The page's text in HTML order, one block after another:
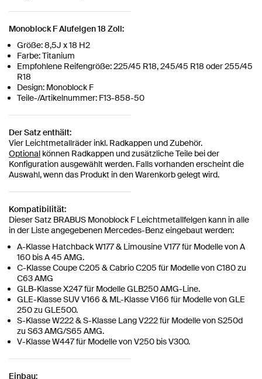
Monoblock F Alufelgen 18 Zoll:
Größe: 8,5J x 18 H2
Farbe: Titanium
Empfohlene Reifengröße: 225/45 R18, 245/45 R18 oder 255/45
R18
Design: Monoblock F
Teile-/Artikelnummer: F13-858-50
Der Satz enthält:
Vier Leichtmetallräder inkl. Radkappen und Zubehör.
Optional können Radkappen und zusätzliche Teile bei der
Konfiguration ausgewählt werden. Falls vorhanden erscheint die
Auswahl, wenn das Produkt in den Warenkorb gelegt wird.
Kompatibilität:
Dieser Satz BRABUS Monoblock F Leichtmetallfelgen kann in alle
in der Liste angegebenen Mercedes-Benz eingebaut werden:
A-Klasse Hatchback W177 & Limousine V177 für Modelle von A
160 bis A 45 AMG.
C-Klasse Coupe C205 & Cabrio C205 für Modelle von C180 zu
C63 AMG
GLB-Klasse X247 für Modelle GLB250 AMG-Line.
GLE-Klasse SUV V166 & ML-Klasse V166 für Modelle von GLE
250 zu GLE500.
S-Klasse W222 & S-Klasse Lang V222 für Modelle von S250d
zu S63 AMG/S65 AMG.
V-Klasse W447 für Modelle von V250 bis V300.
Einbau: